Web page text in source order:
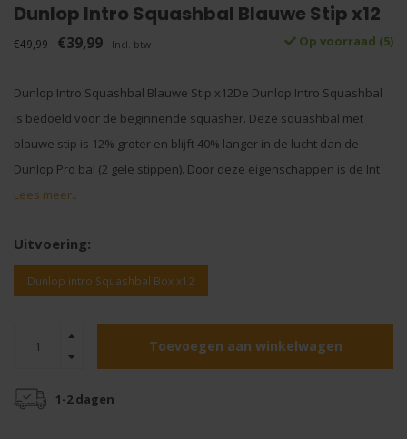
Dunlop Intro Squashbal Blauwe Stip x12
€49,99 €39,99 Incl. btw Op voorraad (5)
Dunlop Intro Squashbal Blauwe Stip x12De Dunlop Intro Squashbal
is bedoeld voor de beginnende squasher. Deze squashbal met
blauwe stip is 12% groter en blijft 40% langer in de lucht dan de
Dunlop Pro bal (2 gele stippen). Door deze eigenschappen is de Int
Lees meer..
Uitvoering:
Dunlop intro Squashbal Box x12
Toevoegen aan winkelwagen
1-2 dagen